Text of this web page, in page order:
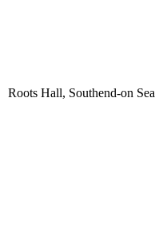
Roots Hall, Southend-on Sea